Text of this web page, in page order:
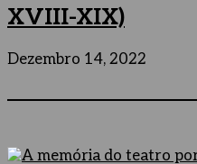
XVIII-XIX)
Dezembro 14, 2022